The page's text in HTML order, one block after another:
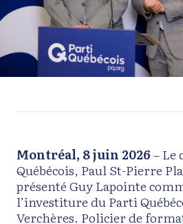
Montréal, 8 juin 2026– Le
Québécois, Paul St-Pierre
présenté Guy Lapointe
l’investiture du Parti
Verchères. Policier de